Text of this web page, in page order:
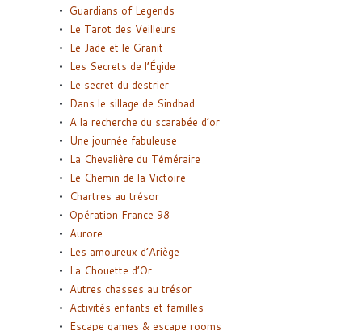
Guardians of Legends
Le Tarot des Veilleurs
Le Jade et le Granit
Les Secrets de l’Égide
Le secret du destrier
Dans le sillage de Sindbad
A la recherche du scarabée d’or
Une journée fabuleuse
La Chevalière du Téméraire
Le Chemin de la Victoire
Chartres au trésor
Opération France 98
Aurore
Les amoureux d’Ariège
La Chouette d’Or
Autres chasses au trésor
Activités enfants et familles
Escape games & escape rooms